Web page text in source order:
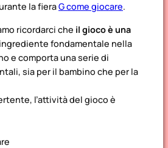
la fieraG come giocare.
ricordarci che il gioco è una
fondamentale nella
e comporta una serie di
sia per il bambino che per la
l’attività del gioco è